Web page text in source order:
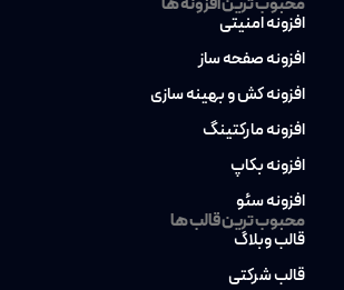
افزونه امنیتی
افزونه صفحه ساز
افزونه کش و بهینه سازی
افزونه مارکتینگ
افزونه بکاپ
افزونه سئو
محبوب ترین قالب ها
قالب وبلاگ
قالب شرکتی